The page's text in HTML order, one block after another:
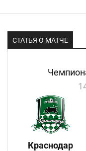
СТАТЬЯ О МАТЧЕ
Краснодар